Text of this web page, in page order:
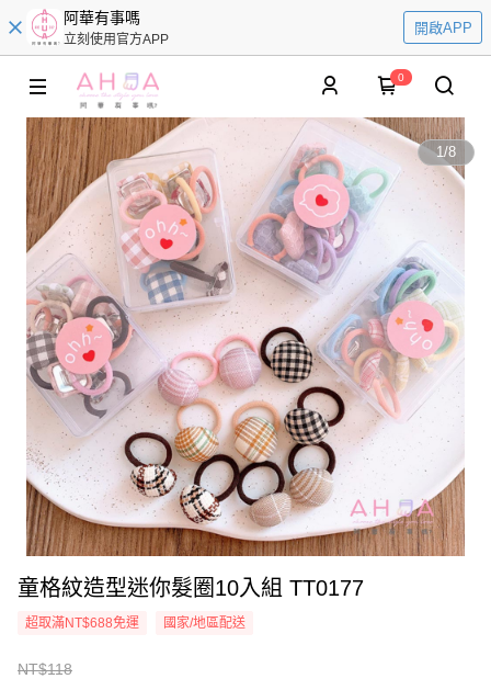
阿華有事嗎
立刻使用官方APP
開啟APP
0
1/8
童格紋造型迷你髮圈10入組 TT0177
超取滿NT$688免運 國家/地區配送
NT$118